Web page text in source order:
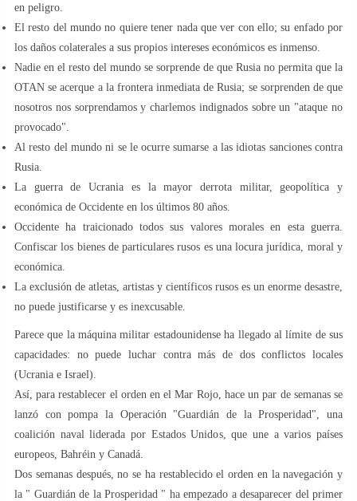
en peligro.
El resto del mundo no quiere tener nada que ver con ello; su enfado por
los daños colaterales a sus propios intereses económicos es inmenso.
Nadie en el resto del mundo se sorprende de que Rusia no permita que la
OTAN se acerque a la frontera inmediata de Rusia; se sorprenden de que
nosotros nos sorprendamos y charlemos indignados sobre un "ataque no
provocado".
Al resto del mundo ni se le ocurre sumarse a las idiotas sanciones contra
Rusia.
La guerra de Ucrania es la mayor derrota militar, geopolítica y
económica de Occidente en los últimos 80 años.
Occidente ha traicionado todos sus valores morales en esta guerra.
Confiscar los bienes de particulares rusos es una locura jurídica, moral y
económica.
La exclusión de atletas, artistas y científicos rusos es un enorme desastre,
no puede justificarse y es inexcusable.
Parece que la máquina militar estadounidense ha llegado al límite de sus
capacidades: no puede luchar contra más de dos conflictos locales
(Ucrania e Israel).
Así, para restablecer el orden en el Mar Rojo, hace un par de semanas se
lanzó con pompa la Operación "Guardián de la Prosperidad", una
coalición naval liderada por Estados Unidos, que une a varios países
europeos, Bahréin y Canadá.
Dos semanas después, no se ha restablecido el orden en la navegación y
la " Guardián de la Prosperidad " ha empezado a desaparecer del primer